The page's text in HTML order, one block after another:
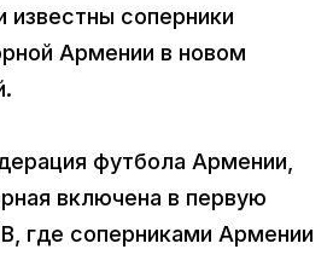
известны соперники
Армении в новом
футбола Армении,
включена в первую
В, где соперниками Армении